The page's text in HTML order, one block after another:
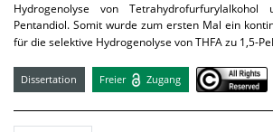
Hydrogenolyse von
Pentandiol. Somit wurde zum ersten Mal ein
für die selektive Hydrogenolyse von THFA zu 1,5-
Dissertation Freier Zugang